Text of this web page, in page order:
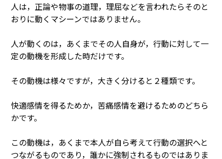
人は，正論や物事の道理，理屈などを言われたらそのと
おりに動くマシーンではありません。
人が動くのは，あくまでその人自身が，行動に対して一
定の動機を形成した時だけです。
その動機は様々ですが，大きく分けると２種類です。
快適感情を得るためか，苦痛感情を避けるためのどちら
かです。
この動機は，あくまで本人が自ら考えて行動の選択へと
つながるものであり，誰かに強制されるものではありま